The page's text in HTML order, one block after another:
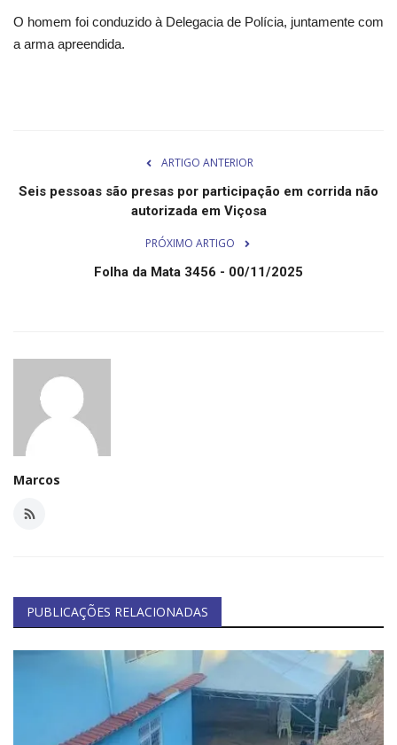
Economia
Minas Gerais
O homem foi conduzido à Delegacia de Polícia, juntamente com
a arma apreendida.
ARTIGO ANTERIOR
Seis pessoas são presas por participação em corrida não
autorizada em Viçosa
PRÓXIMO ARTIGO
Folha da Mata 3456 - 00/11/2025
Marcos
PUBLICAÇÕES RELACIONADAS